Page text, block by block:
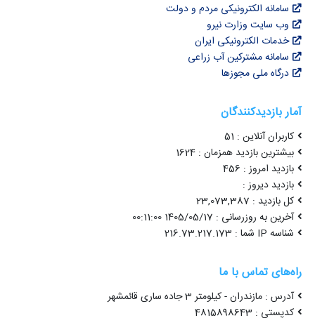
سامانه الکترونیکی مردم و دولت
وب سایت وزارت نیرو
خدمات الکترونیکی ایران
سامانه مشترکین آب زراعی
درگاه ملی مجوزها
آمار بازدیدکنندگان
کاربران آنلاین : 51
بیشترین بازدید همزمان : 1624
بازدید امروز : 456
بازدید دیروز :
کل بازدید : 23,073,387
آخرین به روزرسانی : 1405/05/17 00:11:00
شناسه IP شما : 216.73.217.173
راه‌های تماس با ما
آدرس : مازندران - کیلومتر 3 جاده ساری قائمشهر
کدپستی : 4815898643